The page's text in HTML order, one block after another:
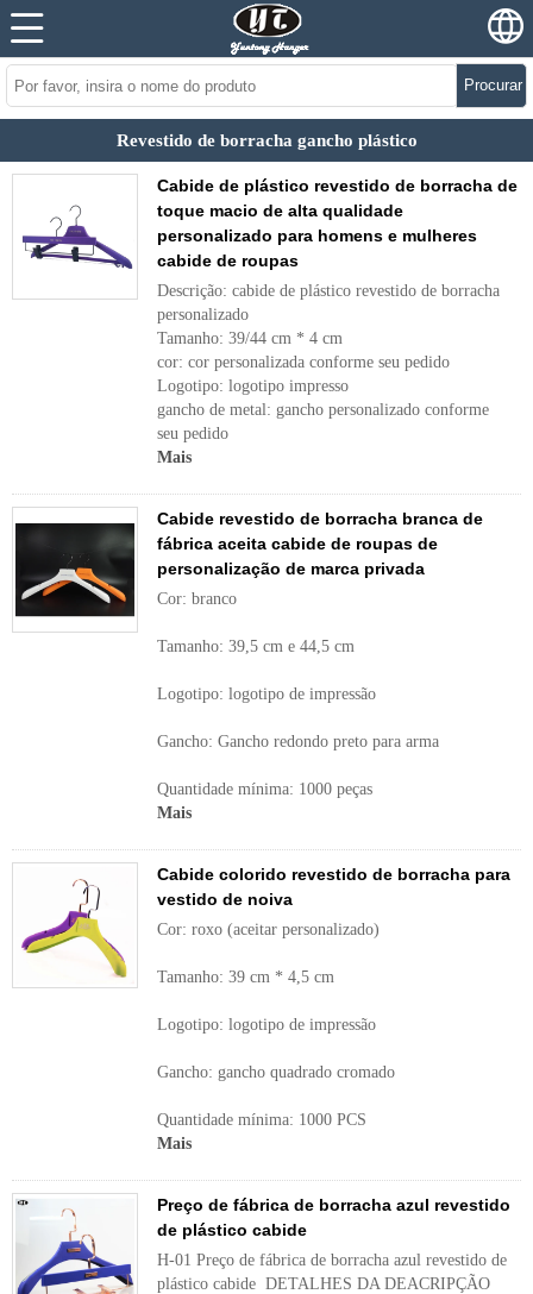
Procurar
Revestido de borracha gancho plástico
Cabide de plástico revestido de borracha de
toque macio de alta qualidade
personalizado para homens e mulheres
cabide de roupas
Descrição: cabide de plástico revestido de borracha
personalizado
Tamanho: 39/44 cm * 4 cm
cor: cor personalizada conforme seu pedido
Logotipo: logotipo impresso
gancho de metal: gancho personalizado conforme
seu pedido
Mais
Cabide revestido de borracha branca de
fábrica aceita cabide de roupas de
personalização de marca privada
Cor: branco
Tamanho: 39,5 cm e 44,5 cm
Logotipo: logotipo de impressão
Gancho: Gancho redondo preto para arma
Quantidade mínima: 1000 peças
Mais
Cabide colorido revestido de borracha para
vestido de noiva
Cor: roxo (aceitar personalizado)
Tamanho: 39 cm * 4,5 cm
Logotipo: logotipo de impressão
Gancho: gancho quadrado cromado
Quantidade mínima: 1000 PCS
Mais
Preço de fábrica de borracha azul revestido
de plástico cabide
H-01 Preço de fábrica de borracha azul revestido de
plástico cabide DETALHES DA DEACRIPÇÃO